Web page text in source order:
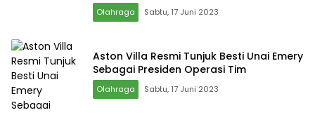
Olahraga Sabtu, 17 Juni 2023
Aston Villa Resmi Tunjuk Besti Unai Emery
Sebagai Presiden Operasi Tim
Olahraga Sabtu, 17 Juni 2023